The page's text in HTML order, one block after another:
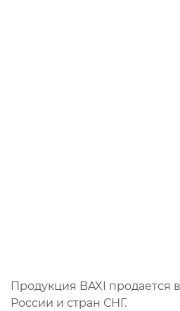
Продукция BAXI продается
России и стран СНГ.